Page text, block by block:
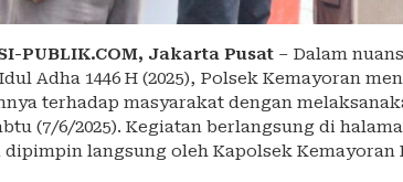
PUBLIK.COM, Jakarta Pusat – Dalam
Adha 1446 H (2025), Polsek Kemayoran
terhadap masyarakat dengan
(7/6/2025). Kegiatan berlangsung di
dipimpin langsung oleh Kapolsek Kemayoran